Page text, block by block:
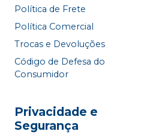
Política de Frete
Política Comercial
Trocas e Devoluções
Código de Defesa do
Consumidor
Privacidade e
Segurança